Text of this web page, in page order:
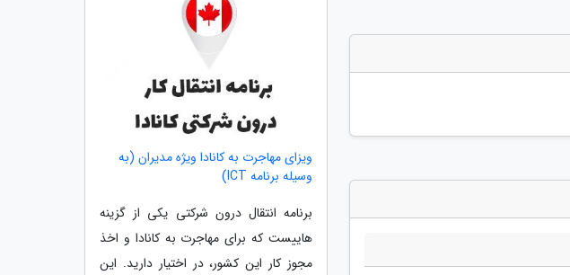
ویزای مهاجرت به کانادا ویژه مدیران (به
وسیله برنامه ICT)
برنامه انتقال درون شرکتی یکی از گزینه
هاییست که برای مهاجرت به کانادا و اخذ
مجوز کار این کشور، در اختیار دارید. این